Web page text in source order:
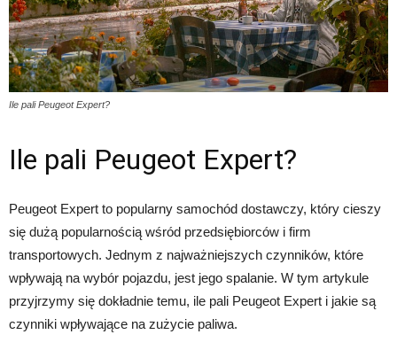
Ile pali Peugeot Expert?
Ile pali Peugeot Expert?
Peugeot Expert to popularny samochód dostawczy, który cieszy
się dużą popularnością wśród przedsiębiorców i firm
transportowych. Jednym z najważniejszych czynników, które
wpływają na wybór pojazdu, jest jego spalanie. W tym artykule
przyjrzymy się dokładnie temu, ile pali Peugeot Expert i jakie są
czynniki wpływające na zużycie paliwa.